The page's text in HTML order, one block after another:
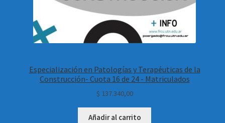
Especialización en Patologías y Terapéuticas de la
Construcción- Cuota 16 de 24 - Matriculados
$ 137.340,00
Añadir al carrito